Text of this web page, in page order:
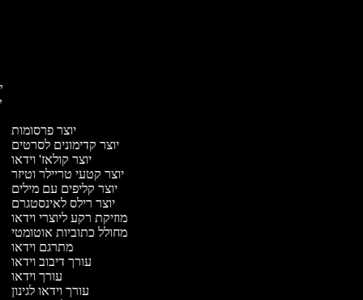
יוצר פרסומות
יוצר קדימונים לסרטים
יוצר קולאז' וידאו
יוצר קטעי טריילר וטיזר
יוצר קליפים עם מילים
יוצר רילס לאינסטגרם
מוזיקת רקע ליוצרי וידאו
מחולל כתוביות אוטומטי
מתרגם וידאו
עורך דיבוב וידאו
עורך וידאו
עורך וידאו לגינון